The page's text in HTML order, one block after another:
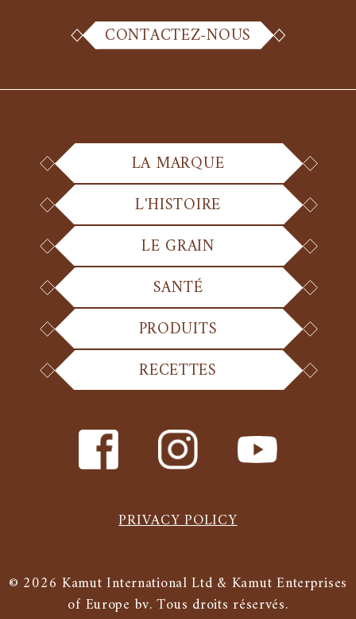
CONTACTEZ-NOUS
LA MARQUE
L'HISTOIRE
LE GRAIN
SANTÉ
PRODUITS
RECETTES
PRIVACY POLICY
© 2026 Kamut International Ltd & Kamut Enterprises
of Europe bv. Tous droits réservés.